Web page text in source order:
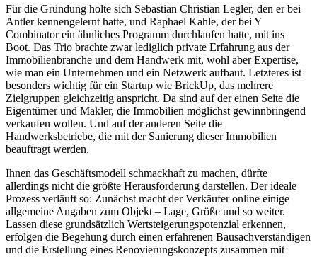
Für die Gründung holte sich Sebastian Christian Legler, den er bei
Antler kennengelernt hatte, und Raphael Kahle, der bei Y
Combinator ein ähnliches Programm durchlaufen hatte, mit ins
Boot. Das Trio brachte zwar lediglich private Erfahrung aus der
Immobilienbranche und dem Handwerk mit, wohl aber Expertise,
wie man ein Unternehmen und ein Netzwerk aufbaut. Letzteres ist
besonders wichtig für ein Startup wie BrickUp, das mehrere
Zielgruppen gleichzeitig anspricht. Da sind auf der einen Seite die
Eigentümer und Makler, die Immobilien möglichst gewinnbringend
verkaufen wollen. Und auf der anderen Seite die
Handwerksbetriebe, die mit der Sanierung dieser Immobilien
beauftragt werden.
Ihnen das Geschäftsmodell schmackhaft zu machen, dürfte
allerdings nicht die größte Herausforderung darstellen. Der ideale
Prozess verläuft so: Zunächst macht der Verkäufer online einige
allgemeine Angaben zum Objekt – Lage, Größe und so weiter.
Lassen diese grundsätzlich Wertsteigerungspotenzial erkennen,
erfolgen die Begehung durch einen erfahrenen Bausachverständigen
und die Erstellung eines Renovierungskonzepts zusammen mit